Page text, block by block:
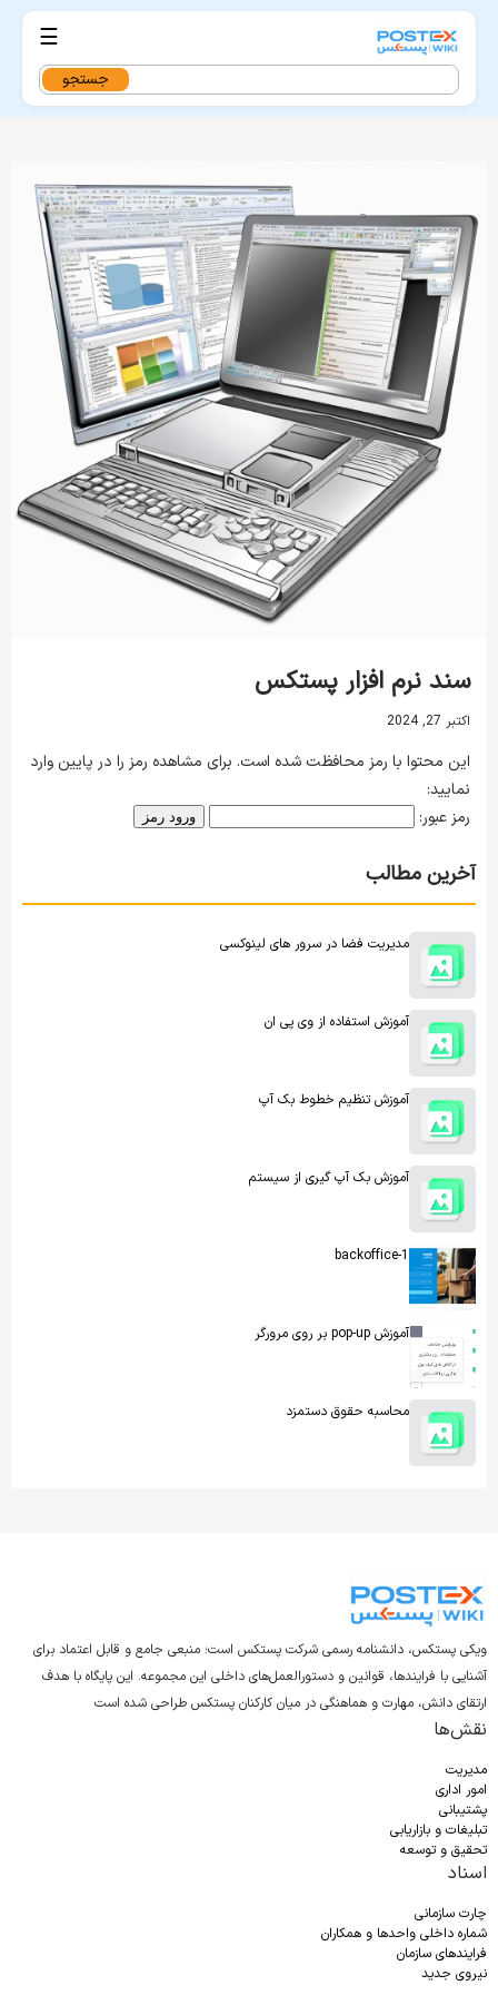
☰
جستجو
برای:
سند نرم افزار پستکس
اکتبر 27, 2024
این محتوا با رمز محافظت شده است. برای مشاهده رمز را در پایین وارد
نمایید:
رمز عبور:
آخرین مطالب
مدیریت فضا در سرور های لینوکسی
آموزش استفاده از وی پی ان
آموزش تنظیم خطوط بک آپ
آموزش بک آپ گیری از سیستم
backoffice-1
آموزش pop-up بر روی مرورگر
محاسبه حقوق دستمزد
ویکی پستکس، دانشنامه رسمی شرکت پستکس است؛ منبعی جامع و قابل اعتماد برای
آشنایی با فرایندها، قوانین و دستورالعمل‌های داخلی این مجموعه. این پایگاه با هدف
ارتقای دانش، مهارت و هماهنگی در میان کارکنان پستکس طراحی شده است
نقش‌ها
مدیریت
امور اداری
پشتیبانی
تبلیغات و بازاریابی
تحقیق و توسعه
اسناد
چارت سازمانی
شماره داخلی واحدها و همکاران
فرایندهای سازمان
نیروی جدید